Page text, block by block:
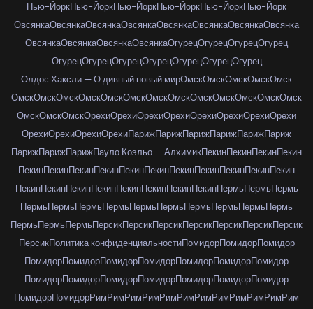
Нью-ЙоркНью-ЙоркНью-ЙоркНью-ЙоркНью-ЙоркНью-Йорк
ОвсянкаОвсянкаОвсянкаОвсянкаОвсянкаОвсянкаОвсянкаОвсянка
ОвсянкаОвсянкаОвсянкаОвсянкаОгурецОгурецОгурецОгурец
ОгурецОгурецОгурецОгурецОгурецОгурецОгурец
Олдос Хаксли — О дивный новый мирОмскОмскОмскОмскОмск
ОмскОмскОмскОмскОмскОмскОмскОмскОмскОмскОмскОмскОмск
ОмскОмскОмскОрехиОрехиОрехиОрехиОрехиОрехиОрехиОрехи
ОрехиОрехиОрехиОрехиПарижПарижПарижПарижПарижПариж
ПарижПарижПарижПауло Коэльо — АлхимикПекинПекинПекинПекин
ПекинПекинПекинПекинПекинПекинПекинПекинПекинПекинПекин
ПекинПекинПекинПекинПекинПекинПекинПекинПермьПермьПермь
ПермьПермьПермьПермьПермьПермьПермьПермьПермьПермь
ПермьПермьПермьПерсикПерсикПерсикПерсикПерсикПерсикПерсик
ПерсикПолитика конфиденциальностиПомидорПомидорПомидор
ПомидорПомидорПомидорПомидорПомидорПомидорПомидор
ПомидорПомидорПомидорПомидорПомидорПомидорПомидор
ПомидорПомидорРимРимРимРимРимРимРимРимРимРимРимРим